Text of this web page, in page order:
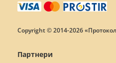
Copyright © 2014-2026
Партнери